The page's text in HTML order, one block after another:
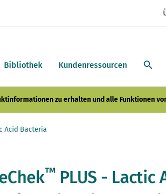
Bibliothek Kundenressourcen
zu erhalten und alle Funktionen
Acid Bacteria
™PLUS - Lactic